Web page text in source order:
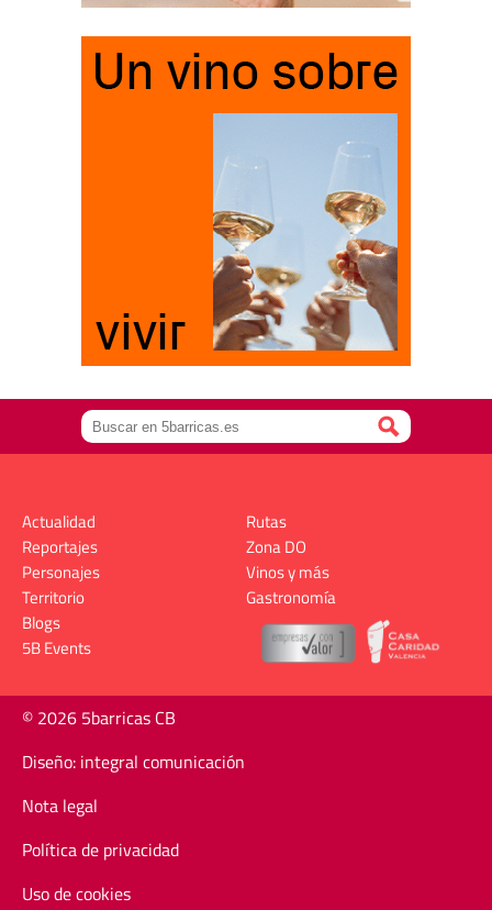
Actualidad
Reportajes
Personajes
Territorio
Rutas
Zona DO
Vinos y más
Gastronomía
Blogs
5B Events
© 2026 5barricas CB
Diseño: integral comunicación
Nota legal
Política de privacidad
Uso de cookies